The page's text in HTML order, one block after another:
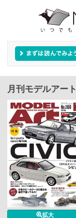
月刊モデルアー
拡大